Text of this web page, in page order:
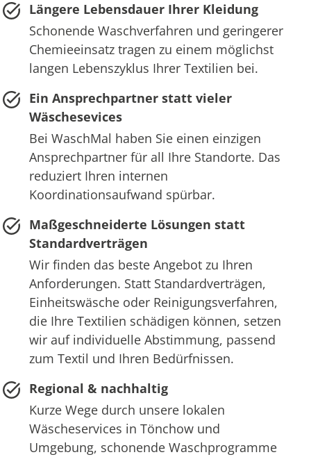
Längere Lebensdauer Ihrer Kleidung
Schonende Waschverfahren und geringerer
Chemieeinsatz tragen zu einem möglichst
langen Lebenszyklus Ihrer Textilien bei.
Ein Ansprechpartner statt vieler
Wäschesevices
Bei WaschMal haben Sie einen einzigen
Ansprechpartner für all Ihre Standorte. Das
reduziert Ihren internen
Koordinationsaufwand spürbar.
Maßgeschneiderte Lösungen statt
Standardverträgen
Wir finden das beste Angebot zu Ihren
Anforderungen. Statt Standardverträgen,
Einheitswäsche oder Reinigungsverfahren,
die Ihre Textilien schädigen können, setzen
wir auf individuelle Abstimmung, passend
zum Textil und Ihren Bedürfnissen.
Regional & nachhaltig
Kurze Wege durch unsere lokalen
Wäscheservices in Tönchow und
Umgebung, schonende Waschprogramme